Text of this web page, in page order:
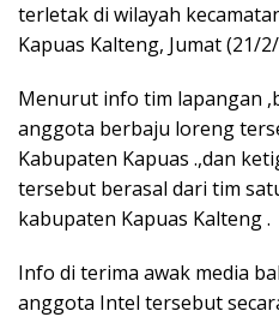
terletak di wilayah
Kapuas Kalteng, Jumat (21/
Menurut info tim lapangan
anggota berbaju loreng
Kabupaten Kapuas .,dan
tersebut berasal dari tim
kabupaten Kapuas Kalteng .
Info di terima awak media
anggota Intel tersebut